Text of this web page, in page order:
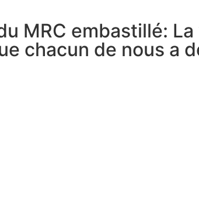
MRC embastillé:
chacun de nous a